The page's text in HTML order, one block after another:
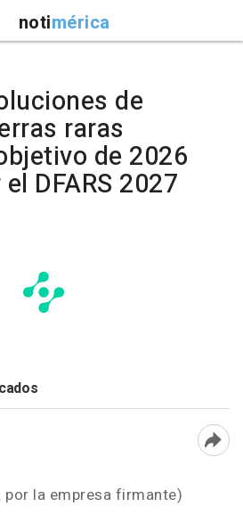
notimérica
de
raras
de 2026
DFARS 2027
la empresa firmante)